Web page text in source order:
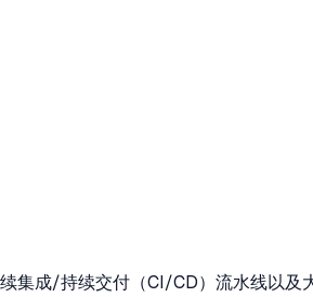
集成/持续交付（CI/CD）流水线以